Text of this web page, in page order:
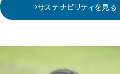
サステナビリティを見る